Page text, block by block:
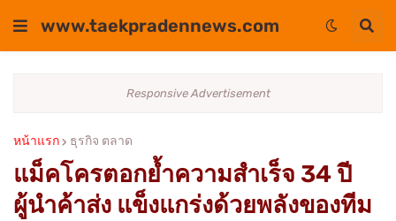
www.taekpradennews.com
Responsive Advertisement
หน้าแรก ธุรกิจ ตลาด
แม็คโครตอกย้ำความสำเร็จ 34 ปี
ผู้นำค้าส่ง แข็งแกร่งด้วยพลังของทีม